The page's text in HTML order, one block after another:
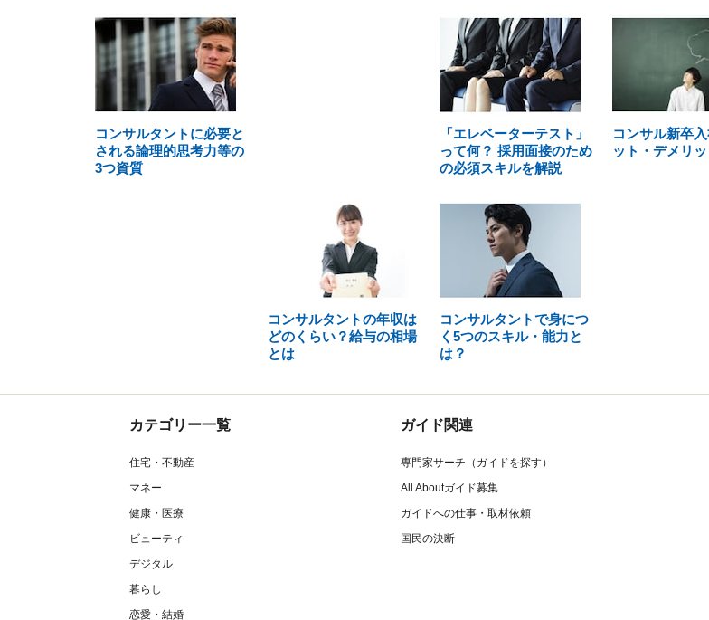
コンサルタントに必要と
される論理的思考力等の
3つ資質
「エレベーターテスト」
って何？ 採用面接のため
の必須スキルを解説
コンサル新卒
ット・デメリッ
コンサルタントの年収は
どのくらい？給与の相場
とは
コンサルタントで身につ
く5つのスキル・能力と
は？
カテゴリー一覧
住宅・不動産
マネー
健康・医療
ビューティ
デジタル
暮らし
恋愛・結婚
ガイド関連
専門家サーチ（ガイドを探す）
All Aboutガイド募集
ガイドへの仕事・取材依頼
国民の決断